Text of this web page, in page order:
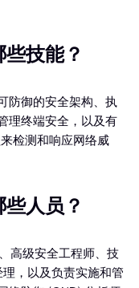
技能？
防御的安全架构、执
理终端安全，以及有
检测和响应网络威
人员？
高级安全工程师、技
，以及负责实施和管